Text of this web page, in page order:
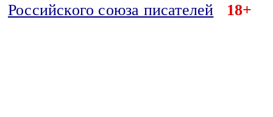
Российского союза писателей
18+